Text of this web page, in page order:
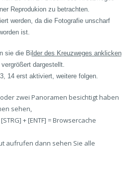
Reprodukion zu betrachten.
werden, da die Fotografie unscharf
ist.
sie die Bi lder des Kreuzweges anklicken
dargestellt.
14 erst aktiviert, weitere folgen.
zwei Panoramen besichtigt haben
sehen,
+ [ENTF] = Browsercache
aufrufen dann sehen Sie alle